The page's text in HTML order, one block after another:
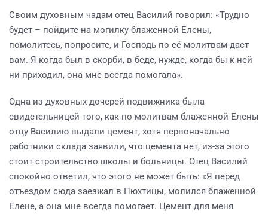
Своим духовным чадам отец Василий говорил: «Трудно
будет – пойдите на могилку блаженной Елены,
помолитесь, попросите, и Господь по её молитвам даст
вам. Я когда был в скорби, в беде, нужде, когда бы к ней
ни приходил, она мне всегда помогала».
Одна из духовных дочерей подвижника была
свидетельницей того, как по молитвам блаженной Елены
отцу Василию выдали цемент, хотя первоначально
работники склада заявили, что цемента нет, из-за этого
стоит строительство школы и больницы. Отец Василий
спокойно ответил, что этого не может быть: «Я перед
отъездом сюда заезжал в Пюхтицы, молился блаженной
Елене, а она мне всегда помогает. Цемент для меня